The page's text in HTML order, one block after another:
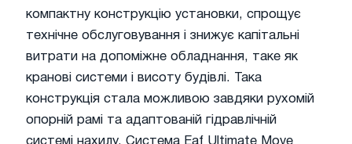
компактну конструкцію установки, спрощує
технічне обслуговування і знижує капітальні
витрати на допоміжне обладнання, таке як
кранові системи і висоту будівлі. Така
конструкція стала можливою завдяки рухомій
опорній рамі та адаптованій гідравлічній
системі нахилу. Система Eaf Ultimate Move